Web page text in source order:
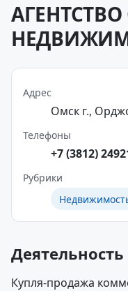
Адрес
Омск г.,
Телефоны
+7 (3812)
Рубрики
Деятельность
Купля-продажа